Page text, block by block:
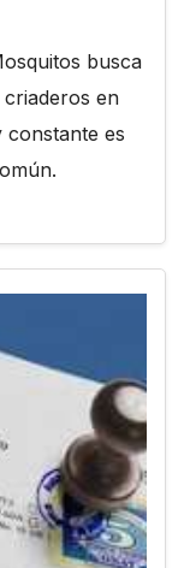
busca
en
constante es